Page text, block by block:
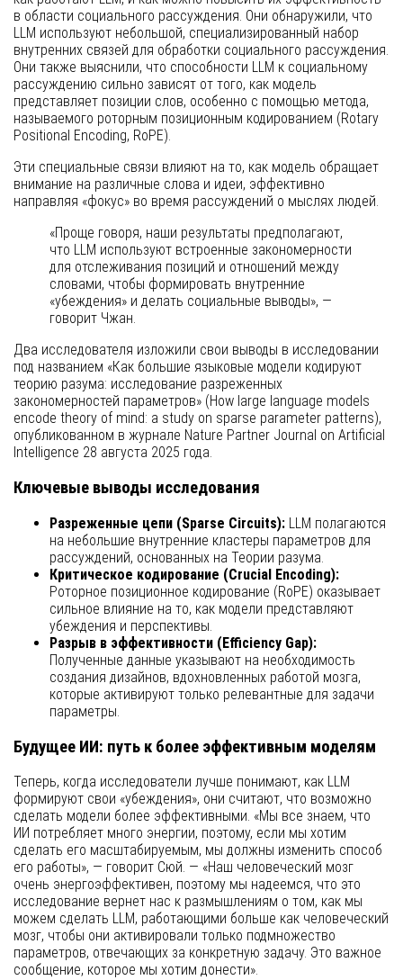
в области социального рассуждения. Они обнаружили, что
LLM используют небольшой, специализированный набор
внутренних связей для обработки социального рассуждения.
Они также выяснили, что способности LLM к социальному
рассуждению сильно зависят от того, как модель
представляет позиции слов, особенно с помощью метода,
называемого роторным позиционным кодированием (Rotary
Positional Encoding, RoPE).
Эти специальные связи влияют на то, как модель обращает
внимание на различные слова и идеи, эффективно
направляя «фокус» во время рассуждений о мыслях людей.
«Проще говоря, наши результаты предполагают,
что LLM используют встроенные закономерности
для отслеживания позиций и отношений между
словами, чтобы формировать внутренние
«убеждения» и делать социальные выводы», —
говорит Чжан.
Два исследователя изложили свои выводы в исследовании
под названием «Как большие языковые модели кодируют
теорию разума: исследование разреженных
закономерностей параметров» (How large language models
encode theory of mind: a study on sparse parameter patterns),
опубликованном в журнале Nature Partner Journal on Artificial
Intelligence 28 августа 2025 года.
Ключевые выводы исследования
Разреженные цепи (Sparse Circuits): LLM полагаются
на небольшие внутренние кластеры параметров для
рассуждений, основанных на Теории разума.
Критическое кодирование (Crucial Encoding):
Роторное позиционное кодирование (RoPE) оказывает
сильное влияние на то, как модели представляют
убеждения и перспективы.
Разрыв в эффективности (Efficiency Gap):
Полученные данные указывают на необходимость
создания дизайнов, вдохновленных работой мозга,
которые активируют только релевантные для задачи
параметры.
Будущее ИИ: путь к более эффективным моделям
Теперь, когда исследователи лучше понимают, как LLM
формируют свои «убеждения», они считают, что возможно
сделать модели более эффективными. «Мы все знаем, что
ИИ потребляет много энергии, поэтому, если мы хотим
сделать его масштабируемым, мы должны изменить способ
его работы», — говорит Сюй. — «Наш человеческий мозг
очень энергоэффективен, поэтому мы надеемся, что это
исследование вернет нас к размышлениям о том, как мы
можем сделать LLM, работающими больше как человеческий
мозг, чтобы они активировали только подмножество
параметров, отвечающих за конкретную задачу. Это важное
сообщение, которое мы хотим донести».